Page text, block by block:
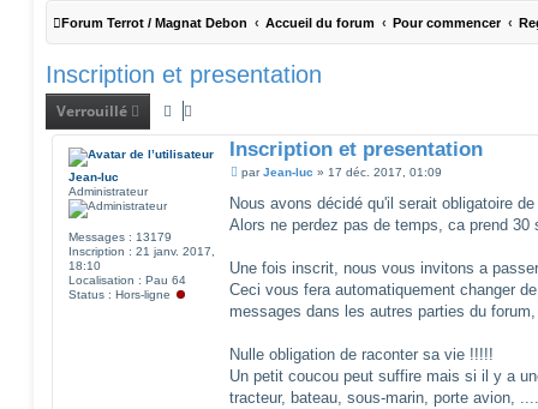
Forum Terrot / Magnat Debon Accueil du forum Pour commencer
Inscription et presentation
Verrouillé
Jean-luc
Administrateur
Messages : 13179
Inscription : 21 janv. 2017,
18:10
Localisation : Pau 64
Status : Hors-ligne
Inscription et presentation
M
s
a
parJean-luc » 17 déc. 2017, 01:09
Nous avons décidé qu'il serait obligatoire
Alors ne perdez pas de temps, ca prend 30
Une fois inscrit, nous vous invitons a
Ceci vous fera automatiquement changer
messages dans les autres parties du
Nulle obligation de raconter sa vie !!!!!
Un petit coucou peut suffire mais si il y a
tracteur, bateau, sous-marin, porte avion,